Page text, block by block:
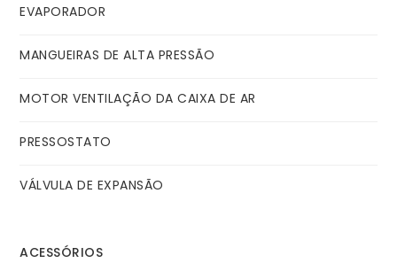
EVAPORADOR
MANGUEIRAS DE ALTA PRESSÃO
MOTOR VENTILAÇÃO DA CAIXA DE AR
PRESSOSTATO
VÁLVULA DE EXPANSÃO
ACESSÓRIOS